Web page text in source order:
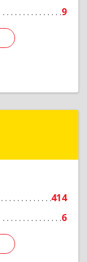
9
414
6
Подробнее